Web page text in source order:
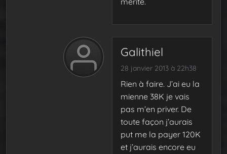
Galithiel
28 janvier 2013 à 22h38
Rien à faire. J’ai eu la
mienne 38K je vais
pas m’en priver. De
toute façon j’aurais
put me la payer 120K
et j’aurais encore eu